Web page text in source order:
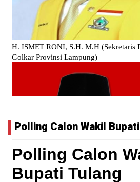
Polling Calon Wakil Bupati